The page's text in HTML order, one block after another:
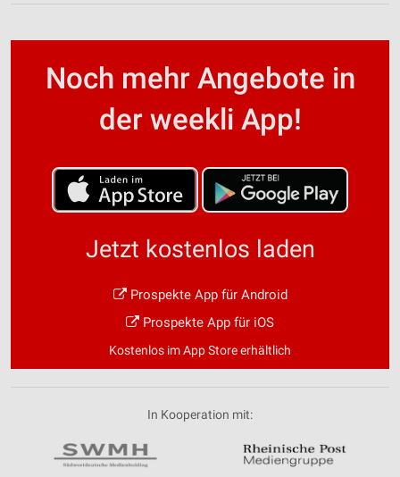
Noch mehr Angebote in
der weekli App!
Jetzt kostenlos laden
Prospekte App für Android
Prospekte App für iOS
Kostenlos im App Store erhältlich
In Kooperation mit: